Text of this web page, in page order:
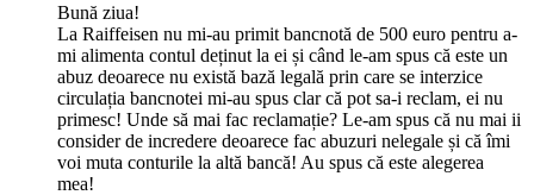
Bună ziua!
La Raiffeisen nu mi-au primit bancnotă de 500 euro pentru a-
mi alimenta contul deținut la ei și când le-am spus că este un
abuz deoarece nu există bază legală prin care se interzice
circulația bancnotei mi-au spus clar că pot sa-i reclam, ei nu
primesc! Unde să mai fac reclamație? Le-am spus că nu mai ii
consider de incredere deoarece fac abuzuri nelegale și că îmi
voi muta conturile la altă bancă! Au spus că este alegerea
mea!